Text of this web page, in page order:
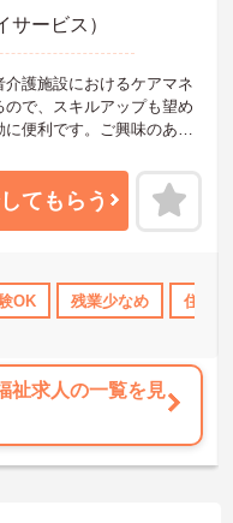
退職金制度あり
サービス）
護施設におけるケアマネ
で、スキルアップも望め
便利です。ご興味のある
てもらう
OK 残業少なめ 住宅
祉求人の一覧を見